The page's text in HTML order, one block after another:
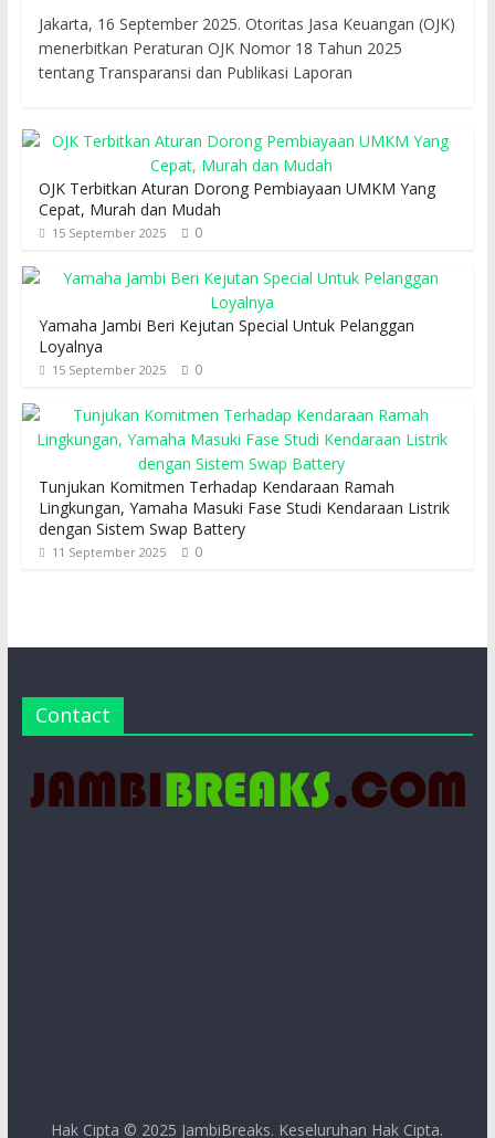
Jakarta, 16 September 2025. Otoritas Jasa Keuangan (OJK)
menerbitkan Peraturan OJK Nomor 18 Tahun 2025
tentang Transparansi dan Publikasi Laporan
OJK Terbitkan Aturan Dorong Pembiayaan UMKM Yang
Cepat, Murah dan Mudah
15 September 2025 0
Yamaha Jambi Beri Kejutan Special Untuk Pelanggan
Loyalnya
15 September 2025 0
Tunjukan Komitmen Terhadap Kendaraan Ramah
Lingkungan, Yamaha Masuki Fase Studi Kendaraan Listrik
dengan Sistem Swap Battery
11 September 2025 0
Contact
Hak Cipta © 2025 JambiBreaks. Keseluruhan Hak Cipta.